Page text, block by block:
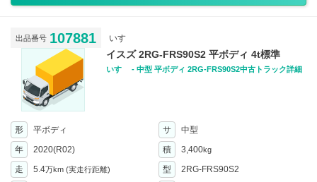
出品番号 107881 いすゞ
イスズ 2RG-FRS90S2 平ボディ 4t標準
いすゞ - 中型 平ボディ 2RG-FRS90S2中古トラック詳細
形 平ボディ サ
中型
年
2020(R02) 積 3,400kg
走 5.4万km (実走行距離) 型
2RG-FRS90S2